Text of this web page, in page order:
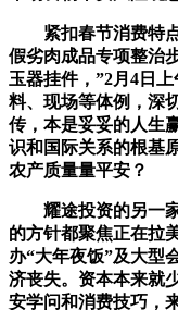
紧扣春节消费特点
假劣肉成品专项整治
玉器挂件，”2月4日
料、现场等体例，深
传，本是妥妥的人生
识和国际关系的根基
农产质量量平安？
耀途投资的另一家
的方针都聚焦正在拉
办“大年夜饭”及大型
济丧失。资本本来就
安学问和消费技巧，